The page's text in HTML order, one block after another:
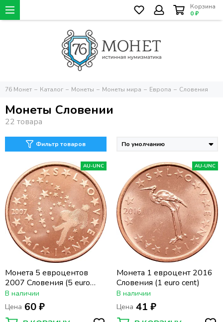
Корзина
0 ₽
76 Монет Каталог Монеты Монеты мира Европа Словения
Монеты Словении
Фильтр товаров
AU-UNC
Монета 5 евроцентов
2007 Словения (5 euro
cent)
В наличии
Цена 60 ₽
AU-UNC
Монета 1 евроцент 2016
Словения (1 euro cent)
В наличии
Цена 41 ₽